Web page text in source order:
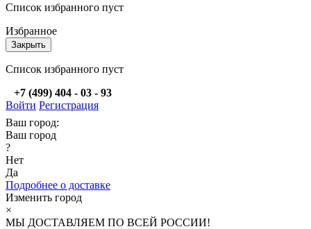
Список избранного пуст
Избранное
Закрыть
Список избранного пуст
+7 (499) 404 - 03 - 93
Войти Регистрация
Ваш город:
Ваш город
?
Нет
Да
Подробнее о доставке
Изменить город
×
МЫ ДОСТАВЛЯЕМ ПО ВСЕЙ РОССИИ!